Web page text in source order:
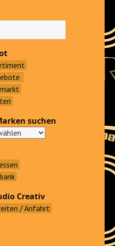
suchen
Creativ
/ Anfahrt